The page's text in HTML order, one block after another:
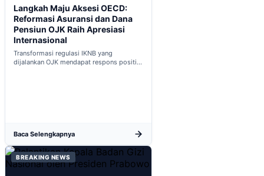
Langkah Maju Aksesi OECD:
Reformasi Asuransi dan Dana
Pensiun OJK Raih Apresiasi
Internasional
Transformasi regulasi IKNB yang
dijalankan OJK mendapat respons positif
Baca Selengkapnya
BREAKING NEWS